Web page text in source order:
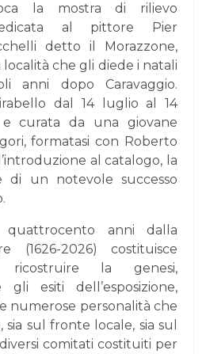
la mostra di rilievo
al pittore Pier
detto il Morazzone,
che gli diede i natali
anni dopo Caravaggio.
dal 14 luglio al 14
curata da una giovane
formatasi con Roberto
al catalogo, la
di un notevole successo
quattrocento anni dalla
2026) costituisce
ricostruire la genesi,
gli esiti dell’esposizione,
numerose personalità che
sul fronte locale, sia sul
comitati costituiti per